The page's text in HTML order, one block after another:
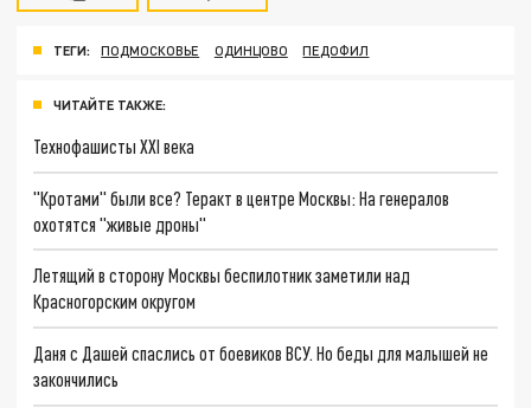
ТЕГИ: ПОДМОСКОВЬЕ ОДИНЦОВО ПЕДОФИЛ
ЧИТАЙТЕ ТАКЖЕ:
Технофашисты XXI века
"Кротами" были все? Теракт в центре Москвы: На генералов
охотятся "живые дроны"
Летящий в сторону Москвы беспилотник заметили над
Красногорским округом
Даня с Дашей спаслись от боевиков ВСУ. Но беды для малышей не
закончились